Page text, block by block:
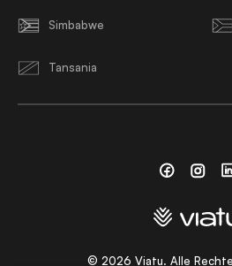
Simbabwe
Tansania
© 2026 Viatu. Alle
Facebook